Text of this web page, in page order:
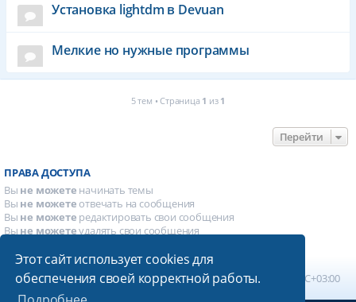
Этот сайт использует cookies для
обеспечения своей корректной работы.
Установка lightdm в Devuan
Мелкие но нужные программы
5 тем • Страница 1 из 1
Перейти
ПРАВА ДОСТУПА
Вы не можете начинать темы
Вы не можете отвечать на сообщения
Вы не можете редактировать свои сообщения
Вы не можетеудалять свои сообщения
Главная Список форумов Часовой пояс: UTC+03:00